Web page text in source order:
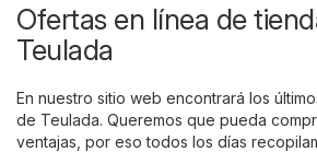
Ofertas en línea de
Teulada
En nuestro sitio web encontrará los
de Teulada. Queremos que pueda
ventajas, por eso todos los días